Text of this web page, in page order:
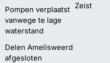
Pompen verplaatst
vanwege te lage
waterstand
Delen Amelisweerd
afgesloten
Zeist